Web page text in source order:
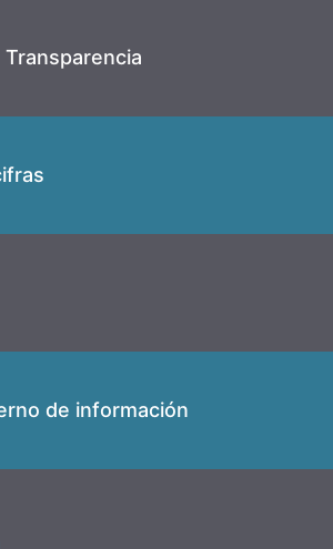
de información